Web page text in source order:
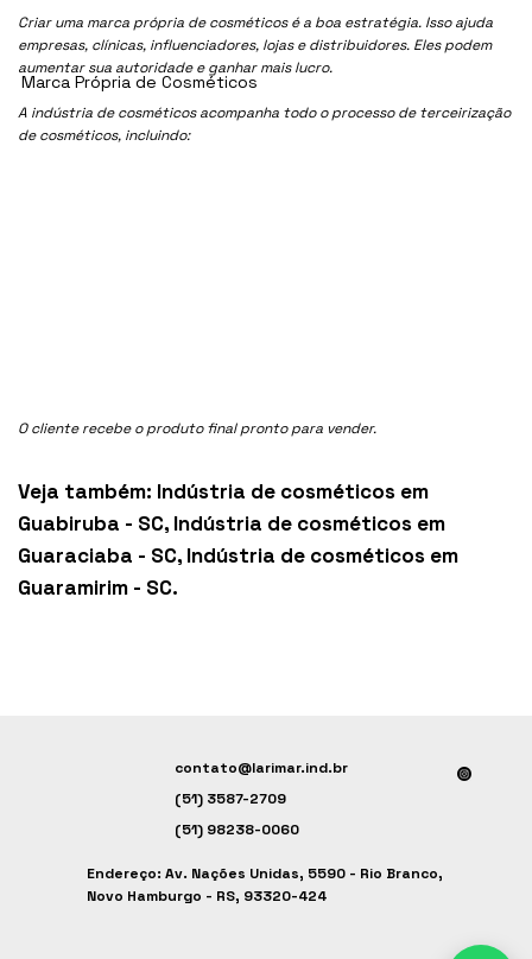
Criar uma marca própria de cosméticos é a boa estratégia. Isso ajuda
empresas, clínicas, influenciadores, lojas e distribuidores. Eles podem
aumentar sua autoridade e ganhar mais lucro.
A indústria de cosméticos acompanha todo o processo de terceirização
de cosméticos, incluindo:
O cliente recebe o produto final pronto para vender.
Veja também: Indústria de cosméticos em
Guabiruba - SC, Indústria de cosméticos em
Guaraciaba - SC, Indústria de cosméticos em
Guaramirim - SC.
Marca Própria de Cosméticos
contato@larimar.ind.br
(51) 3587-2709
(51) 98238-0060
Endereço: Av. Nações Unidas, 5590 - Rio Branco,
Novo Hamburgo - RS, 93320-424